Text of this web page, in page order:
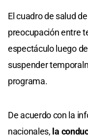
El cuadro de salud
preocupación entre
espectáculo luego
suspender
programa.
De acuerdo con la
nacionales, la